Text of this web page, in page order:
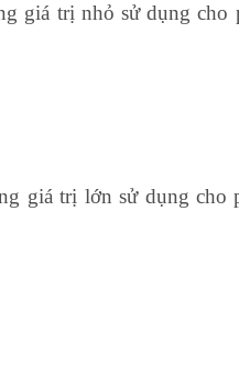
giá trị nhỏ sử dụng cho
giá trị lớn sử dụng cho